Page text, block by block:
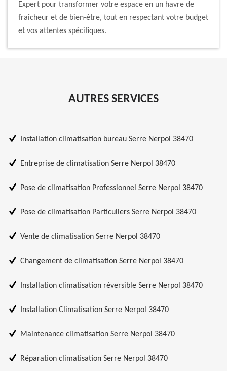
Expert pour transformer votre espace en un havre de
fraîcheur et de bien-être, tout en respectant votre budget
et vos attentes spécifiques.
AUTRES SERVICES
Installation climatisation bureau Serre Nerpol 38470
Entreprise de climatisation Serre Nerpol 38470
Pose de climatisation Professionnel Serre Nerpol 38470
Pose de climatisation Particuliers Serre Nerpol 38470
Vente de climatisation Serre Nerpol 38470
Changement de climatisation Serre Nerpol 38470
Installation climatisation réversible Serre Nerpol 38470
Installation Climatisation Serre Nerpol 38470
Maintenance climatisation Serre Nerpol 38470
Réparation climatisation Serre Nerpol 38470